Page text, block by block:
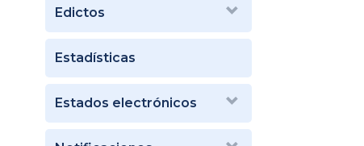
Edictos
Estadísticas
Estados electrónicos